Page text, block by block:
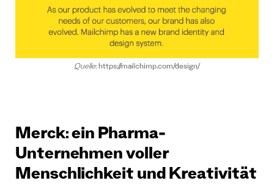
Quelle: https://mailchimp.com/design/
Merck: ein Pharma-
Unternehmen voller
Menschlichkeit und Kreativität